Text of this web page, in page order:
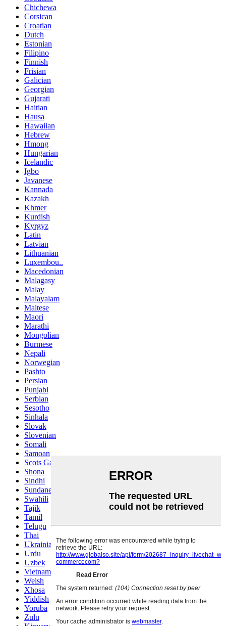
Chichewa
Corsican
Croatian
Dutch
Estonian
Filipino
Finnish
Frisian
Galician
Georgian
Gujarati
Haitian
Hausa
Hawaiian
Hebrew
Hmong
Hungarian
Icelandic
Igbo
Javanese
Kannada
Kazakh
Khmer
Kurdish
Kyrgyz
Latin
Latvian
Lithuanian
Luxembou..
Macedonian
Malagasy
Malay
Malayalam
Maltese
Maori
Marathi
Mongolian
Burmese
Nepali
Norwegian
Pashto
Persian
Punjabi
Serbian
Sesotho
Sinhala
Slovak
Slovenian
Somali
Samoan
Scots Gaelic
Shona
Sindhi
Sundanese
Swahili
Tajik
Tamil
Telugu
Thai
Ukrainian
Urdu
Uzbek
Vietnamese
Welsh
Xhosa
Yiddish
Yoruba
Zulu